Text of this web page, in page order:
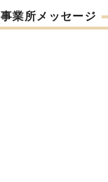
事業所メッセージ